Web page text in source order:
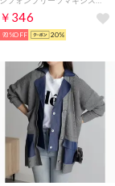
￥346
93%OFF 20%